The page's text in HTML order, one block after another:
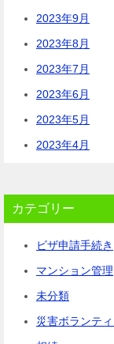
2023年9月
2023年8月
2023年7月
2023年6月
2023年5月
2023年4月
カテゴリー
ビザ申請手続き
マンション管理
未分類
災害ボランテ